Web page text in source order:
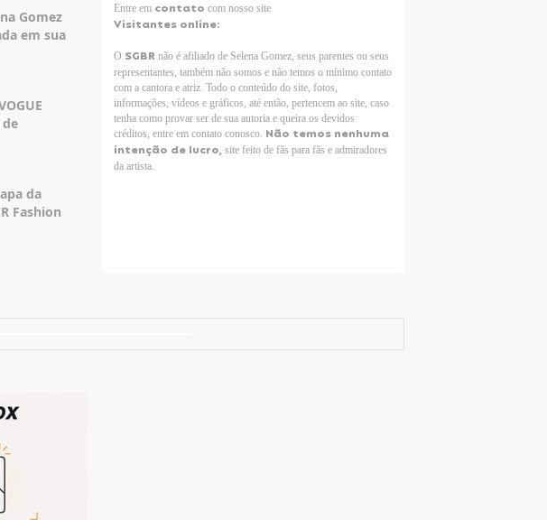
Brasil
Gomez
em sua
da
Fashion
Entre em contatocom nosso site
Visitantes online:
O SGBR não é afiliado de Selena Gomez, seus parentes ou seus
representantes, também não somos e não temos o mínimo contato
com a cantora e atriz. Todo o conteúdo do site, fotos,
informações, vídeos e gráficos, até então, pertencem ao site, caso
tenha como provar ser de sua autoria e queira os devidos
créditos, entre em contato conosco. Não temos nenhuma
intenção de lucro,site feito de fãs para fãs e admiradores
da artista.